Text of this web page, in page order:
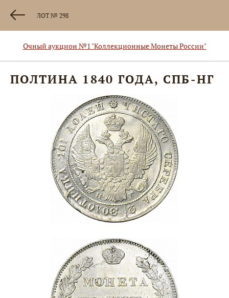
ЛОТ № 298
Очный аукцион №1 "Коллекционные Монеты России"
ПОЛТИНА 1840 ГОДА, СПБ-НГ